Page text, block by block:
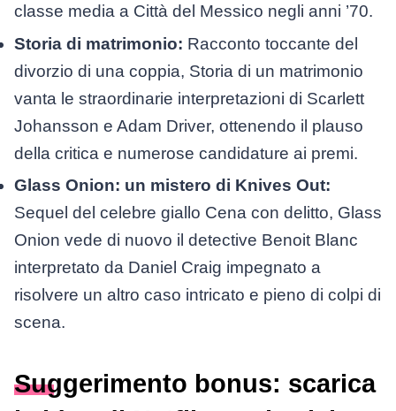
classe media a Città del Messico negli anni ’70.
Storia di matrimonio: Racconto toccante del
divorzio di una coppia, Storia di un matrimonio
vanta le straordinarie interpretazioni di Scarlett
Johansson e Adam Driver, ottenendo il plauso
della critica e numerose candidature ai premi.
Glass Onion: un mistero di Knives Out:
Sequel del celebre giallo Cena con delitto, Glass
Onion vede di nuovo il detective Benoit Blanc
interpretato da Daniel Craig impegnato a
risolvere un altro caso intricato e pieno di colpi di
scena.
Suggerimento bonus: scarica